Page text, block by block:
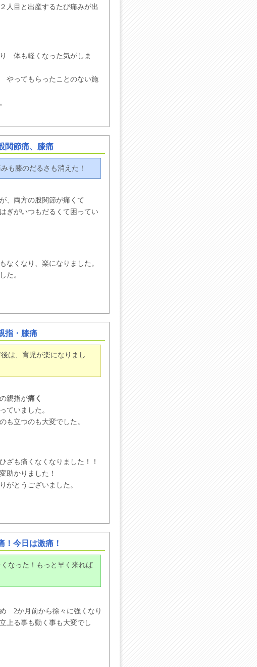
人目と出産するたび痛みが出
体も軽くなった気がしま
やってもらったことのない施
節痛、膝痛
も膝のだるさも消えた！
、両方の股関節が痛くて
ぎがいつもだるくて困ってい
なくなり、楽になりました。
た。
指・膝痛
は、育児が楽になりまし
親指が痛く
ていました。
も立つのも大変でした。
ざも痛くなくなりました！！
助かりました！
がとうございました。
！今日は激痛！
なった！もっと早く来れば
2か月前から徐々に強くなり
上る事も動く事も大変でし